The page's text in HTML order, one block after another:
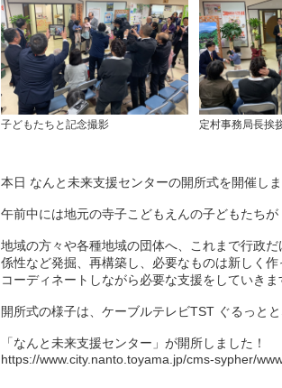
子どもたちと記念撮影 定村事務局長挨
本日 なんと未来支援センターの開所式を開催しま
午前中には地元の寺子こどもえんの子どもたち
地域の方々や各種地域の団体へ、これまで行政
係性など発掘、再構築し、必要なものは新しく
コーディネートしながら必要な支援をしていきま
開所式の様子は、ケーブルテレビTST ぐるっと
「なんと未来支援センター」が開所しました！
https://www.city.nanto.toyama.jp/cms-sypher/